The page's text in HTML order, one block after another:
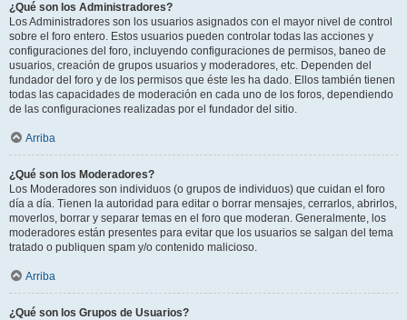
¿Qué son los Administradores?
Los Administradores son los usuarios asignados con el mayor nivel de control
sobre el foro entero. Estos usuarios pueden controlar todas las acciones y
configuraciones del foro, incluyendo configuraciones de permisos, baneo de
usuarios, creación de grupos usuarios y moderadores, etc. Dependen del
fundador del foro y de los permisos que éste les ha dado. Ellos también tienen
todas las capacidades de moderación en cada uno de los foros, dependiendo
de las configuraciones realizadas por el fundador del sitio.
Arriba
¿Qué son los Moderadores?
Los Moderadores son individuos (o grupos de individuos) que cuidan el foro
día a día. Tienen la autoridad para editar o borrar mensajes, cerrarlos, abrirlos,
moverlos, borrar y separar temas en el foro que moderan. Generalmente, los
moderadores están presentes para evitar que los usuarios se salgan del tema
tratado o publiquen spam y/o contenido malicioso.
Arriba
¿Qué son los Grupos de Usuarios?